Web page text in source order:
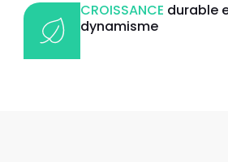
CROISSANCE durable
dynamisme